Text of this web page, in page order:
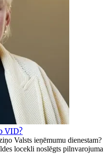
VID?
Valsts ieņēmumu dienestam?
locekli noslēgts pilnvarojuma